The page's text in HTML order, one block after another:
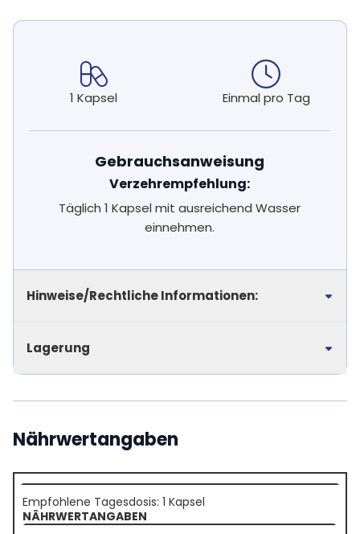
1 Kapsel Einmal pro Tag
Gebrauchsanweisung
Verzehrempfehlung:
Täglich 1 Kapsel mit ausreichend Wasser
einnehmen.
Hinweise/Rechtliche Informationen:
Lagerung
Nährwertangaben
Empfohlene Tagesdosis: 1 Kapsel
NÄHRWERTANGABEN